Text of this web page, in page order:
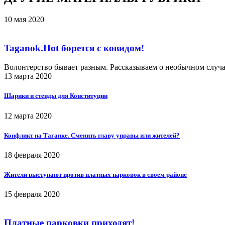
10 мая 2020
Taganok.Hot борется с ковидом!
Волонтерство бывает разным. Рассказываем о необычном
13 марта 2020
Шарики и стенды для Конституции
12 марта 2020
Конфликт на Таганке. Сменить главу управы или жителей?
18 февраля 2020
Жители выступают против платных парковок в своем районе
15 февраля 2020
Платные парковки приходят!